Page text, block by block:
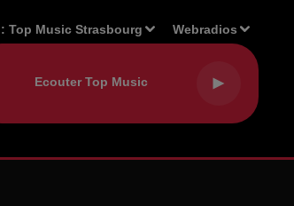
:Top Music Strasbourg Webradios